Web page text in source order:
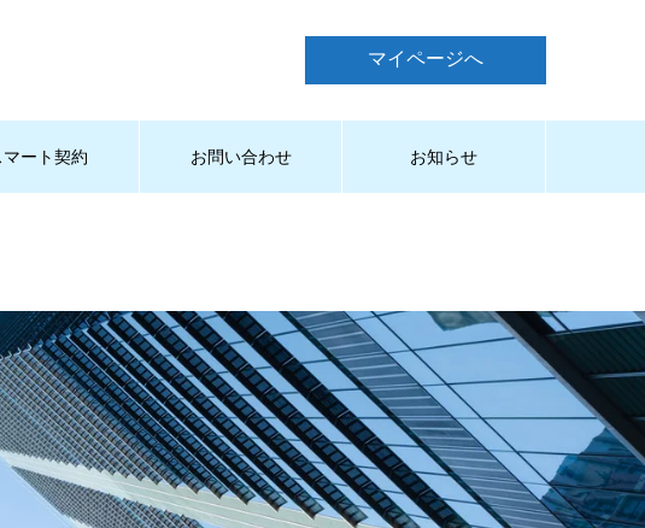
マイページへ
マート契約 お問い合わせ お知らせ